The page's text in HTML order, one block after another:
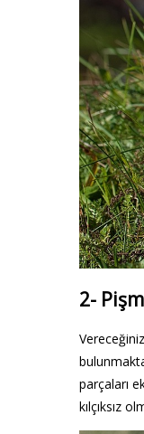
2-
parçaları
kılçıksız